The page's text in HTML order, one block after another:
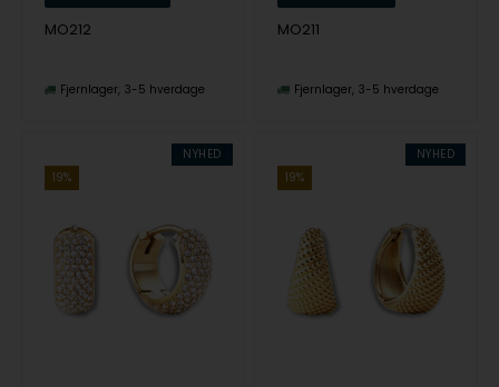
MO212
Fjernlager 3-5 hverdage
MO211
Fjernlager 3-5 hverdage
NYHED
19%
NYHED
19%